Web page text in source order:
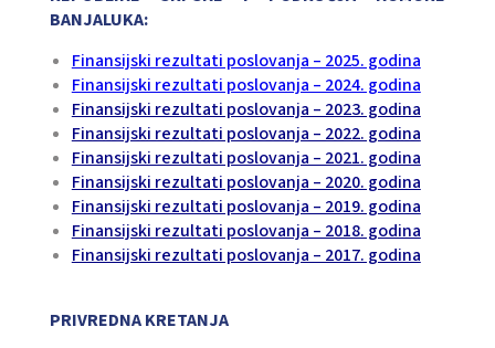
BANJALUKA:
Finansijski rezultati poslovanja – 2025. godina
Finansijski rezultati poslovanja – 2024. godina
Finansijski rezultati poslovanja – 2023. godina
Finansijski rezultati poslovanja – 2022. godina
Finansijski rezultati poslovanja – 2021. godina
Finansijski rezultati poslovanja – 2020. godina
Finansijski rezultati poslovanja – 2019. godina
Finansijski rezultati poslovanja – 2018. godina
Finansijski rezultati poslovanja – 2017. godina
PRIVREDNA KRETANJA